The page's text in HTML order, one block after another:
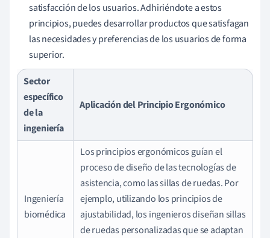
satisfacción de los usuarios. Adhiriéndote a estos
principios, puedes desarrollar productos que satisfagan
las necesidades y preferencias de los usuarios de forma
superior.
Sector
específico
de la
ingeniería
Aplicación del Principio Ergonómico
Ingeniería
biomédica
Los principios ergonómicos guían el
proceso de diseño de las tecnologías de
asistencia, como las sillas de ruedas. Por
ejemplo, utilizando los principios de
ajustabilidad, los ingenieros diseñan sillas
de ruedas personalizadas que se adaptan